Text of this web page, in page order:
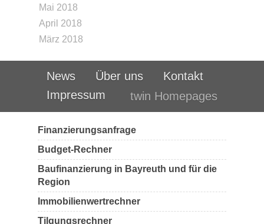
Mai 2018
April 2018
März 2018
News Über uns
Kontakt
Impressum
twin Homepages
Finanzierungsanfrage
Budget-Rechner
Baufinanzierung in Bayreuth und für die
Region
Immobilienwertrechner
Tilgungsrechner